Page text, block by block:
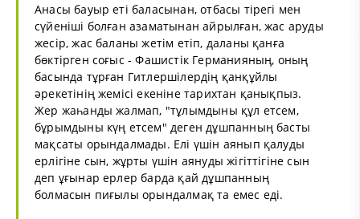
Анасы бауыр еті баласынан, отбасы тірегі мен
сүйеніші болған азаматынан айрылған, жас аруды
жесір, жас баланы жетім етіп, даланы қанға
бөктірген соғыс - Фашистік Германияның, оның
басында тұрған Гитлершілердің қанқұйлы
әрекетінің жемісі екеніне тарихтан қанықпыз.
Жер жаһанды жалмап, "тұлымдыны құл етсем,
бұрымдыны күң етсем" деген дұшпанның басты
мақсаты орындалмады. Елі үшін аянып қалуды
ерлігіне сын, жұрты үшін аянуды жігіттігіне сын
деп ұғынар ерлер барда қай дұшпанның
болмасын пиғылы орындалмақ та емес еді.